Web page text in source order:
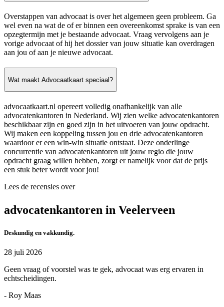
Overstappen van advocaat is over het algemeen geen probleem. Ga
wel even na wat de of er binnen een overeenkomst sprake is van een
opzegtermijn met je bestaande advocaat. Vraag vervolgens aan je
vorige advocaat of hij het dossier van jouw situatie kan overdragen
aan jou of aan je nieuwe advocaat.
Wat maakt Advocaatkaart speciaal?
advocaatkaart.nl opereert volledig onafhankelijk van alle
advocatenkantoren in Nederland. Wij zien welke advocatenkantoren
beschikbaar zijn en goed zijn in het uitvoeren van jouw opdracht.
Wij maken een koppeling tussen jou en drie advocatenkantoren
waardoor er een win-win situatie ontstaat. Deze onderlinge
concurrentie van advocatenkantoren uit jouw regio die jouw
opdracht graag willen hebben, zorgt er namelijk voor dat de prijs
een stuk beter wordt voor jou!
Lees de recensies over
advocatenkantoren in Veelerveen
Deskundig en vakkundig.
28 juli 2026
Geen vraag of voorstel was te gek, advocaat was erg ervaren in
echtscheidingen.
- Roy Maas